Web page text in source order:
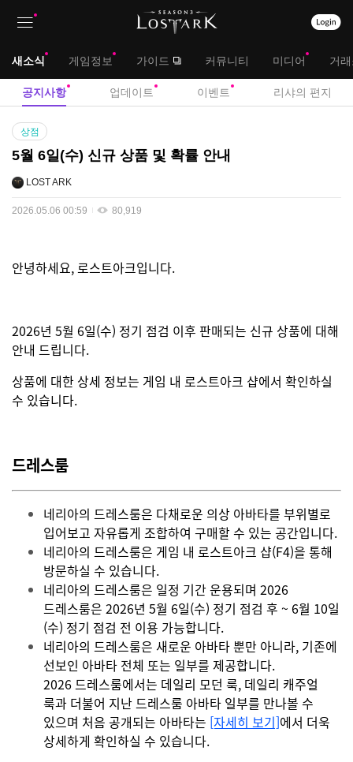
대
새소식 게임정보 가이드 커뮤니티 미디어 거
메
공지사항 업데이트 이벤트 리샤의 편지
공
지
사
항
상점
5월 6일(수) 신규 상품 및 확률 안내
LOST ARK
2026.05.06 00:59 80,919
안녕하세요, 로스트아크입니다.
2026년 5월 6일(수) 정기 점검 이후 판매되는 신규 상품에 대해
안내 드립니다.
상품에 대한 상세 정보는 게임 내 로스트아크 샵에서 확인하실
수 있습니다.
드레스룸
네리아의 드레스룸은 다채로운 의상 아바타를 부위별로
입어보고 자유롭게 조합하여 구매할 수 있는 공간입니다.
네리아의 드레스룸은 게임 내 로스트아크 샵(F4)을 통해
방문하실 수 있습니다.
네리아의 드레스룸은 일정 기간 운용되며 2026
드레스룸은 2026년 5월 6일(수) 정기 점검 후 ~ 6월 10일
(수) 정기 점검 전 이용 가능합니다.
네리아의 드레스룸은 새로운 아바타 뿐만 아니라, 기존에
선보인 아바타 전체 또는 일부를 제공합니다.
2026 드레스룸에서는 데일리 모던 룩, 데일리 캐주얼
룩과 더불어 지난 드레스룸 아바타 일부를 만나볼 수
있으며 처음 공개되는 아바타는 [자세히 보기]에서 더욱
상세하게 확인하실 수 있습니다.